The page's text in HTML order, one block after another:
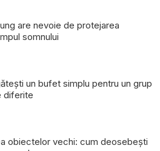
are nevoie de protejarea
somnului
un bufet simplu pentru un grup
diferite
obiectelor vechi: cum deosebești